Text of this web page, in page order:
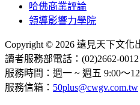
哈佛商業評論
領導影響力學院
Copyright © 2026 遠見天下文化
讀者服務部電話：(02)2662-0012
服務時間：週一 ~ 週五 9:00～
服務信箱： 50plus@cwgv.com.tw